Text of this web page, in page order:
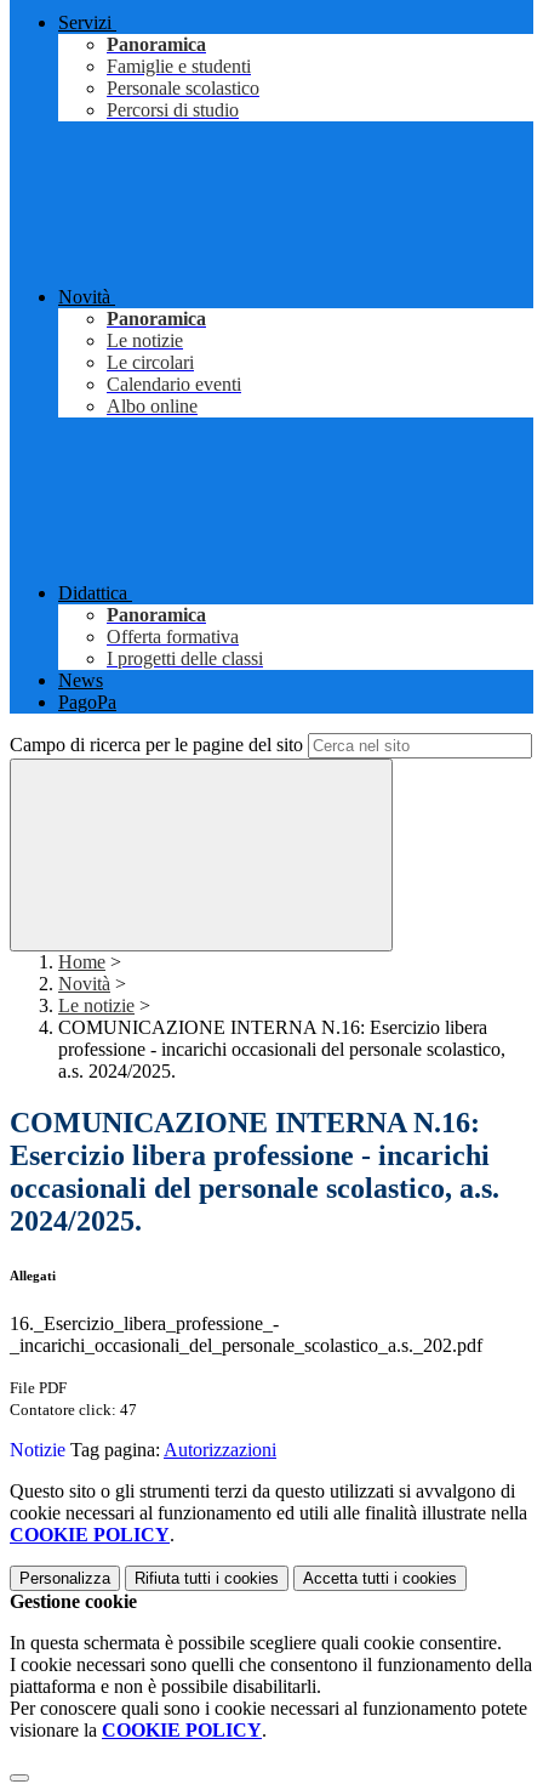
Servizi
Panoramica
Famiglie e studenti
Personale scolastico
Percorsi di studio
Novità
Panoramica
Le notizie
Le circolari
Calendario eventi
Albo online
Didattica
Panoramica
Offerta formativa
I progetti delle classi
News
PagoPa
Campo di ricerca per le pagine del sito
Home >
Novità >
Le notizie >
COMUNICAZIONE INTERNA N.16: Esercizio libera
professione - incarichi occasionali del personale scolastico,
a.s. 2024/2025.
COMUNICAZIONE INTERNA N.16:
Esercizio libera professione - incarichi
occasionali del personale scolastico, a.s.
2024/2025.
Allegati
16._Esercizio_libera_professione_-
_incarichi_occasionali_del_personale_scolastico_a.s._202.pdf
File PDF
Contatore click: 47
Notizie Tag pagina: Autorizzazioni
Questo sito o gli strumenti terzi da questo utilizzati si avvalgono di
cookie necessari al funzionamento ed utili alle finalità illustrate nella
COOKIE POLICY.
Personalizza Rifiuta tutti i cookies Accetta tutti i cookies
Gestione cookie
In questa schermata è possibile scegliere quali cookie consentire.
I cookie necessari sono quelli che consentono il funzionamento della
piattaforma e non è possibile disabilitarli.
Per conoscere quali sono i cookie necessari al funzionamento potete
visionare la COOKIE POLICY.